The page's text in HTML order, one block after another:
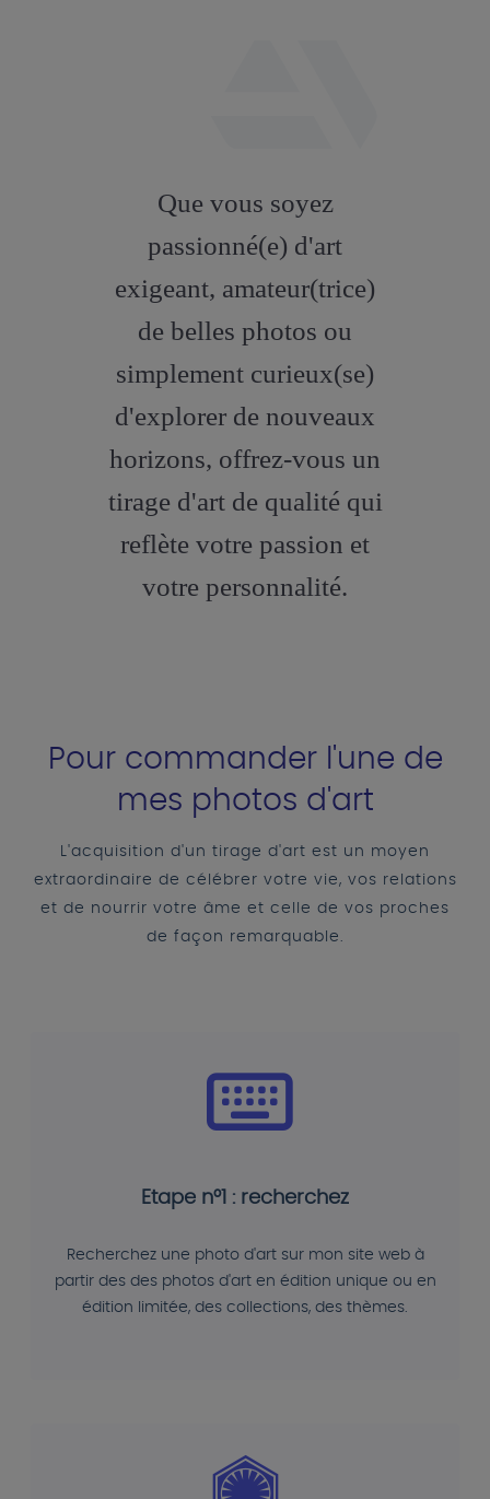
artstation
Que vous soyez
passionné(e) d'art
exigeant, amateur(trice)
de belles photos ou
simplement curieux(se)
d'explorer de nouveaux
horizons, offrez-vous un
tirage d'art de qualité qui
reflète votre passion et
votre personnalité.
Pour commander l'une de
mes photos d'art
L'acquisition d'un tirage d'art est un moyen
extraordinaire de célébrer votre vie, vos relations
et de nourrir votre âme et celle de vos proches
de façon remarquable.
Etape n°1 : recherchez
Recherchez une photo d'art sur mon site web à
partir des des photos d'art en édition unique ou en
édition limitée, des collections, des thèmes.